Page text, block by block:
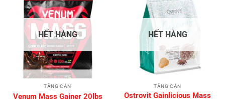
Add to
Wishlist
HẾT HÀNG
TĂNG CÂN
Venum Mass Gainer 20lbs
HẾT HÀNG
TĂNG CÂN
Ostrovit Gainlicious Mass